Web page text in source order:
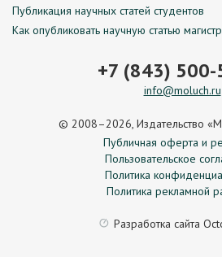
Публикация научных статей студентов
Как опубликовать научную статью
+7 (843) 500-
info@moluch.ru
© 2008–2026, Издательство
Публичная оферта и
Пользовательское
Политика
Политика рекламной
Разработка сайта